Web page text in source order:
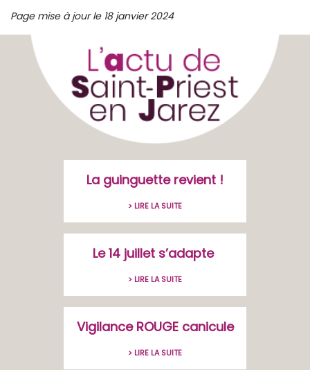
Page mise à jour le 18 janvier 2024
La guinguette revient !
> LIRE LA SUITE
Le 14 juillet s’adapte
> LIRE LA SUITE
Vigilance ROUGE canicule
> LIRE LA SUITE